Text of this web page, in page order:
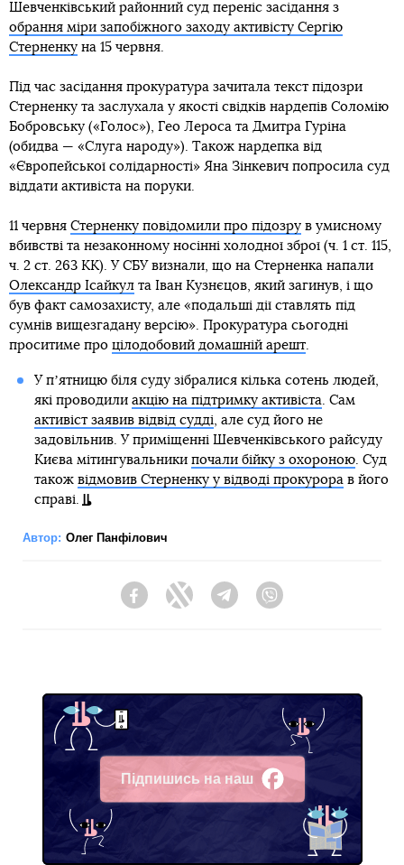
Шевченківський районний суд переніс засідання з
обрання міри запобіжного заходу активісту Сергію
Стерненку на 15 червня.
Під час засідання прокуратура зачитала текст підозри
Стерненку та заслухала у якості свідків нардепів Соломію
Бобровську («Голос»), Гео Лероса та Дмитра Гуріна
(обидва — «Слуга народу»). Також нардепка від
«Європейської солідарності» Яна Зінкевич попросила суд
віддати активіста на поруки.
11 червня Стерненку повідомили про підозру в умисному
вбивстві та незаконному носінні холодної зброї (ч. 1 ст. 115,
ч. 2 ст. 263 КК). У СБУ визнали, що на Стерненка напали
Олександр Ісайкул та Іван Кузнєцов, який загинув, і що
був факт самозахисту, але «подальші дії ставлять під
сумнів вищезгадану версію». Прокуратура сьогодні
проситиме про цілодобовий домашній арешт.
У пʼятницю біля суду зібралися кілька сотень людей,
які проводили акцію на підтримку активіста. Сам
активіст заявив відвід судді, але суд його не
задовільнив. У приміщенні Шевченківського райсуду
Києва мітингувальники почали бійку з охороною. Суд
також відмовив Стерненку у відводі прокурорав його
справі.
Автор: Олег Панфілович
FacebookTwitter Telegram
Підпишись на наш
Facebook